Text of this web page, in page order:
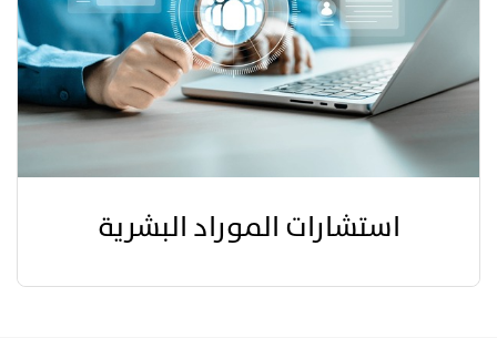
استشارات الموراد البشرية